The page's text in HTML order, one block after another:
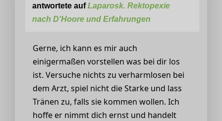
antwortete aufLaparosk. Rektopexie
nach D'Hoore und Erfahrungen
Gerne, ich kann es mir auch
einigermaßen vorstellen was bei dir los
ist. Versuche nichts zu verharmlosen bei
dem Arzt, spiel nicht die Starke und lass
Tränen zu, falls sie kommen wollen. Ich
hoffe er nimmt dich ernst und handelt